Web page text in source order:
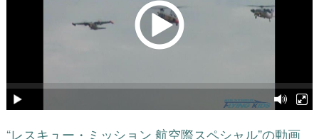
“レスキュー・ミッション 航空際スペシャル”の動画